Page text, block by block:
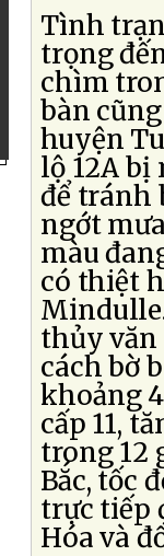
Tình
trọng
chìm
bàn
huyện
lộ 12A
để tránh
ngớt
màu
có thiệt
thủy văn
cách bờ
khoảng
cấp 11,
trong 12
Bắc, tốc
trực tiếp
Hóa và